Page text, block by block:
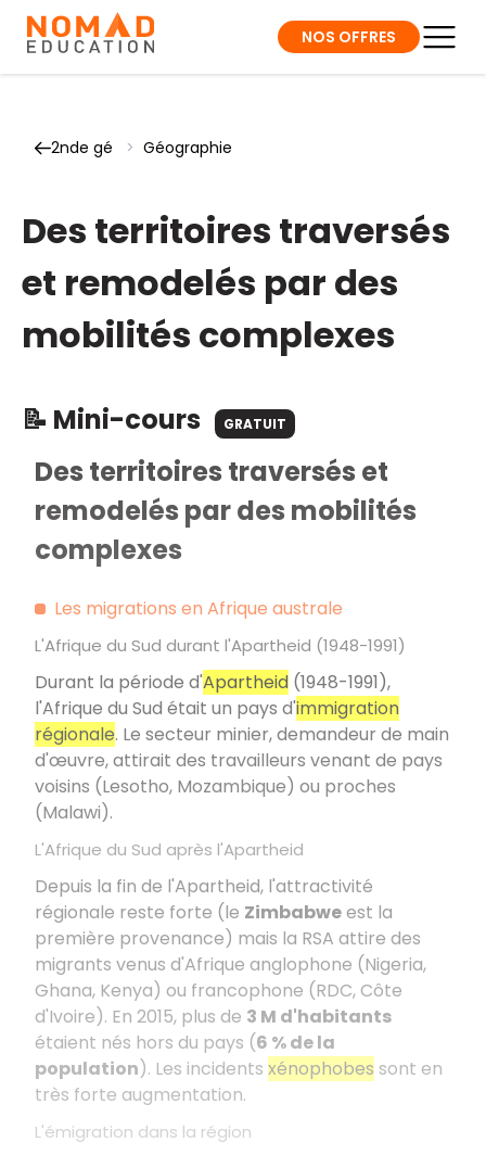
NOS OFFRES
2nde gé > Géographie
Des territoires traversés
et remodelés par des
mobilités complexes
📝 Mini-cours GRATUIT
Des territoires traversés et
remodelés par des mobilités
complexes
Les migrations en Afrique australe
L'Afrique du Sud durant l'Apartheid (1948-1991)
Durant la période d'Apartheid (1948-1991),
l'Afrique du Sud était un pays d'immigration
régionale. Le secteur minier, demandeur de main
d'œuvre, attirait des travailleurs venant de pays
voisins (Lesotho, Mozambique) ou proches
(Malawi).
L'Afrique du Sud après l'Apartheid
Depuis la fin de l'Apartheid, l'attractivité
régionale reste forte (le Zimbabweest la
première provenance) mais la RSA attire des
migrants venus d'Afrique anglophone (Nigeria,
Ghana, Kenya) ou francophone (RDC, Côte
d'Ivoire). En 2015, plus de 3 M d'habitants
étaient nés hors du pays (6 % de la
population). Les incidents xénophobes sont en
très forte augmentation.
L'émigration dans la région